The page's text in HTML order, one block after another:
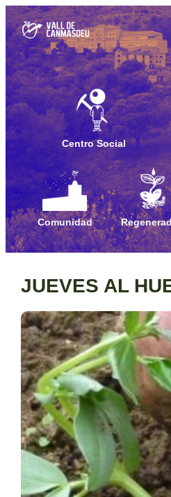
Saltar
al
contenido
Centro Social
Comunidad
JUEVES AL